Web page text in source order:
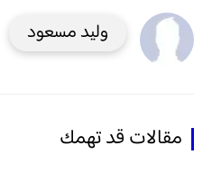
وليد مسعود
مقالات قد تهمك